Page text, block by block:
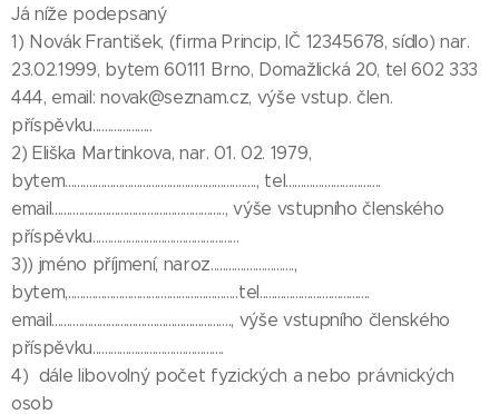
Já níže podepsaný
1) Novák František, (firma Princip, IČ 12345678, sídlo) nar.
23.02.1999, bytem 60111 Brno, Domažlická 20, tel 602 333
444, email: novak@seznam.cz, výše vstup. člen.
příspěvku....................
2) Eliška Martinkova, nar. 01. 02. 1979,
bytem................................................................, tel................................
email.........................................................., výše vstupního členského
příspěvku.................................................
3)) jméno příjmení, naroz............................,
bytem,.........................................................tel.....................................
email............................................................, výše vstupního členského
příspěvku............................................
4) dále libovolný počet fyzických a nebo právnických
osob